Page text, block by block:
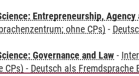
Entrepreneurship, Agency
ohne CPs) -
Governance and Law -
CPs) - Deutsch als Fremdsprache